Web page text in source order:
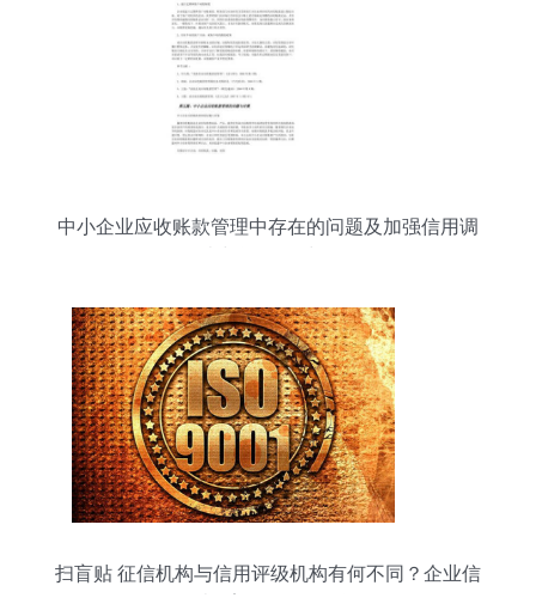
中小企业应收账款管理中存在的问题及加强信用调
扫盲贴 征信机构与信用评级机构有何不同？企业信